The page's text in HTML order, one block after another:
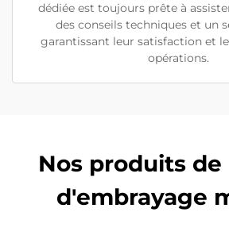
dédiée est toujours prête à
des conseils techniques et un
garantissant leur satisfaction et
opérations.
Nos produits de
d'embrayage